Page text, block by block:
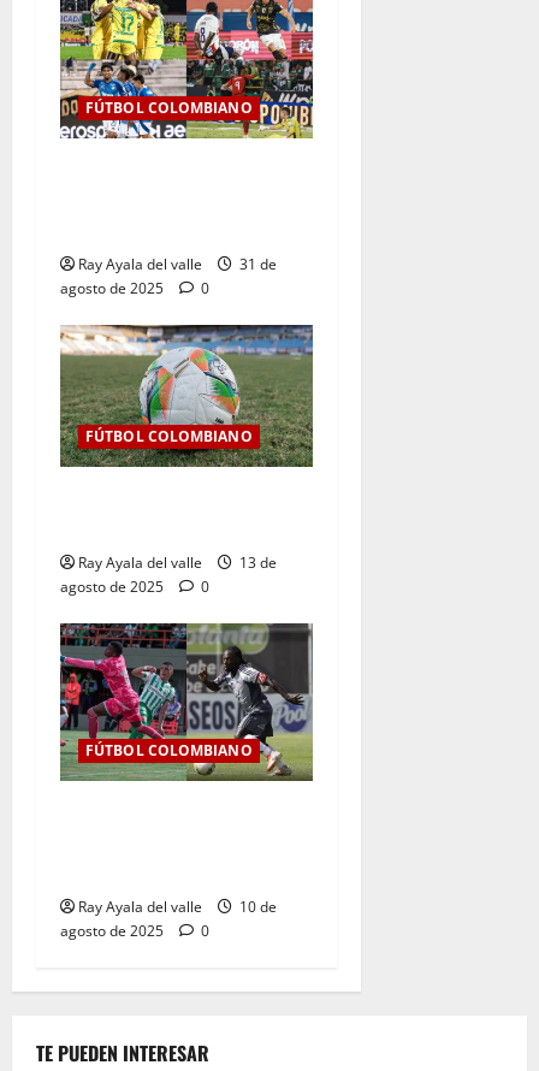
FÚTBOL COLOMBIANO
Ray Ayala del valle
31 de
agosto de 2025
0
FÚTBOL COLOMBIANO
Ray Ayala del valle
13 de
agosto de 2025
0
FÚTBOL COLOMBIANO
Ray Ayala del valle
10 de
agosto de 2025
0
TE PUEDEN INTERESAR